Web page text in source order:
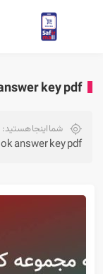
key pdf
شما اینجا هستید:
answer key pdf"